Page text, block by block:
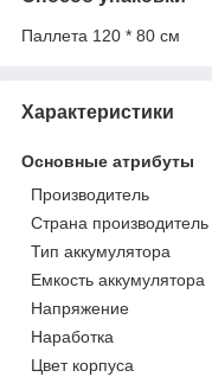
Паллета 120 * 80 см
Характеристики
Основные атрибуты
Производитель
Страна производитель
Тип аккумулятора
Емкость аккумулятора
Напряжение
Наработка
Цвет корпуса